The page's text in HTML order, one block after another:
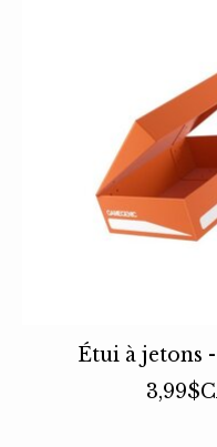
Étui à jetons